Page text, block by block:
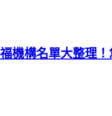
機構名單大整理